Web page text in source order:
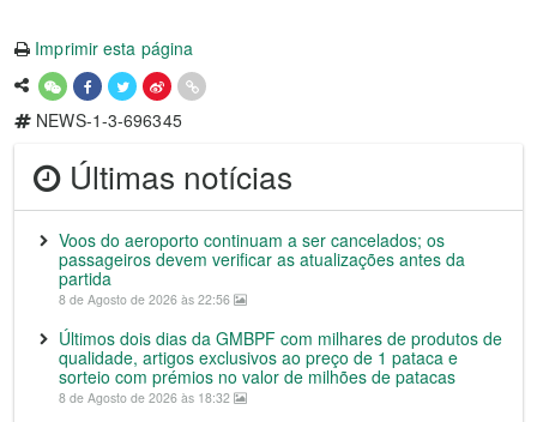
Imprimir esta página
NEWS-1-3-696345
Últimas notícias
Voos do aeroporto continuam a ser cancelados; os
passageiros devem verificar as atualizações antes da
partida
8 de Agosto de 2026 às 22:56
Últimos dois dias da GMBPF com milhares de produtos de
qualidade, artigos exclusivos ao preço de 1 pataca e
sorteio com prémios no valor de milhões de patacas
8 de Agosto de 2026 às 18:32